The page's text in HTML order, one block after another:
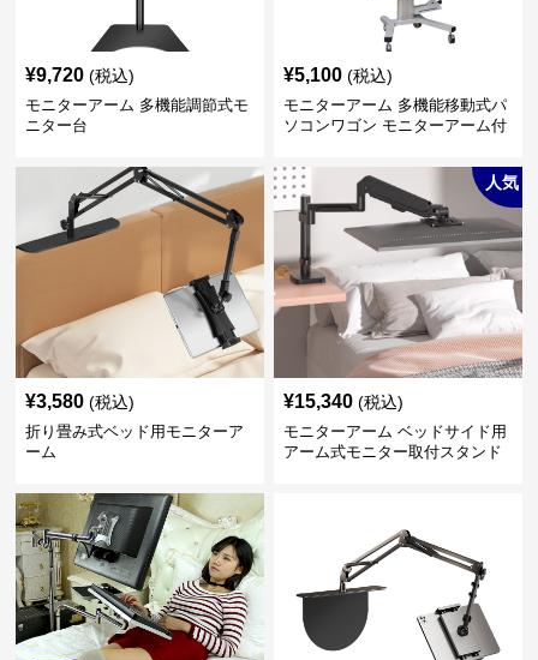
¥9,720 (税込)
モニターアーム 多機能調節式モ
ニター台
¥5,100 (税込)
モニターアーム 多機能移動式パ
ソコンワゴン モニターアーム付
¥3,580 (税込)
折り畳み式ベッド用モニターア
ーム
人気
¥15,340 (税込)
モニターアーム ベッドサイド用
アーム式モニター取付スタンド